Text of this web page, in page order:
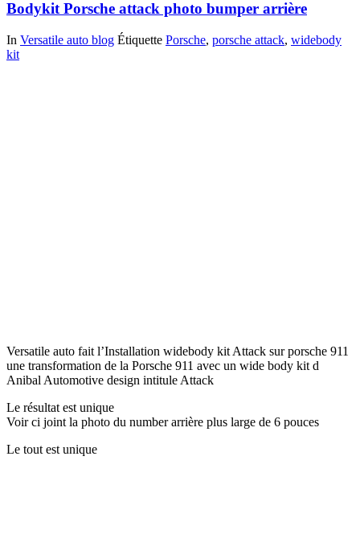
Bodykit Porsche attack photo bumper arrière
In Versatile auto blog Étiquette Porsche, porsche attack, widebody
kit
Versatile auto fait l’Installation widebody kit Attack sur porsche 911
une transformation de la Porsche 911 avec un wide body kit d
Anibal Automotive design intitule Attack
Le résultat est unique
Voir ci joint la photo du number arrière plus large de 6 pouces
Le tout est unique